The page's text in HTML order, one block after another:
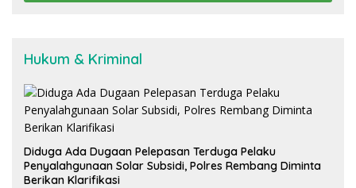
Hukum & Kriminal
Diduga Ada Dugaan Pelepasan Terduga Pelaku
Penyalahgunaan Solar Subsidi, Polres Rembang Diminta
Berikan Klarifikasi